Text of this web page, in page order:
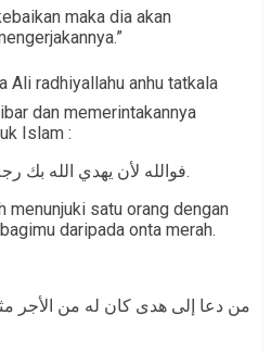
maka dia akan
dan memerintakannya
Islam :
فوالله لأن يهدي الله بك رجلا واحدا خير لك من حمر النعم.
menunjuki satu orang dengan
daripada onta merah.
من دعا إلى هدى كان له من الأجر